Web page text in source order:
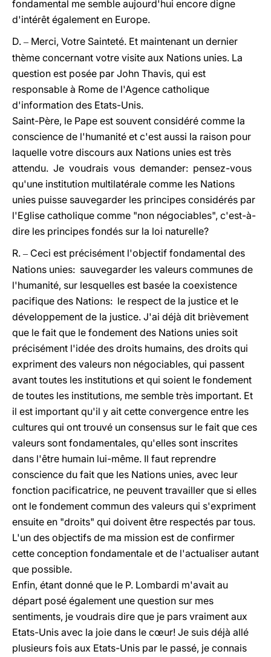
fondamental me semble aujourd'hui encore digne
d'intérêt également en Europe.
D. – Merci, Votre Sainteté. Et maintenant un dernier
thème concernant votre visite aux Nations unies. La
question est posée par John Thavis, qui est
responsable à Rome de l'Agence catholique
d'information des Etats-Unis.
Saint-Père, le Pape est souvent considéré comme la
conscience de l'humanité et c'est aussi la raison pour
laquelle votre discours aux Nations unies est très
attendu. Je voudrais vous demander: pensez-vous
qu'une institution multilatérale comme les Nations
unies puisse sauvegarder les principes considérés par
l'Eglise catholique comme "non négociables", c'est-à-
dire les principes fondés sur la loi naturelle?
R. – Ceci est précisément l'objectif fondamental des
Nations unies: sauvegarder les valeurs communes de
l'humanité, sur lesquelles est basée la coexistence
pacifique des Nations: le respect de la justice et le
développement de la justice. J'ai déjà dit brièvement
que le fait que le fondement des Nations unies soit
précisément l'idée des droits humains, des droits qui
expriment des valeurs non négociables, qui passent
avant toutes les institutions et qui soient le fondement
de toutes les institutions, me semble très important. Et
il est important qu'il y ait cette convergence entre les
cultures qui ont trouvé un consensus sur le fait que ces
valeurs sont fondamentales, qu'elles sont inscrites
dans l'être humain lui-même. Il faut reprendre
conscience du fait que les Nations unies, avec leur
fonction pacificatrice, ne peuvent travailler que si elles
ont le fondement commun des valeurs qui s'expriment
ensuite en "droits" qui doivent être respectés par tous.
L'un des objectifs de ma mission est de confirmer
cette conception fondamentale et de l'actualiser autant
que possible.
Enfin, étant donné que le P. Lombardi m'avait au
départ posé également une question sur mes
sentiments, je voudrais dire que je pars vraiment aux
Etats-Unis avec la joie dans le cœur! Je suis déjà allé
plusieurs fois aux Etats-Unis par le passé, je connais